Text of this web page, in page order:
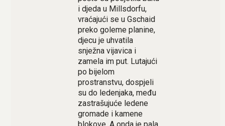
i djeda u Millsdorfu,
vraćajući se u Gschaid
preko goleme planine,
djecu je uhvatila
snježna vijavica i
zamela im put. Lutajući
po bijelom
prostranstvu, dospjeli
su do ledenjaka, među
zastrašujuće ledene
gromade i kamene
blokove. A onda je pala